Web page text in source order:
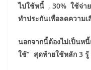
ไปใช้หนี้ , 30% ใช้จ่า
ทำประกันเพื่อลดความเ
นอกจากนี้ต้องไม่เป็นห
ใช้” สุดท้ายใช้หลัก 3